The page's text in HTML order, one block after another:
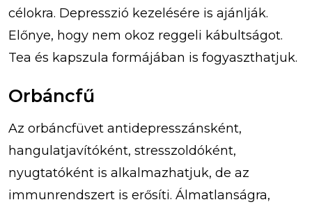
célokra. Depresszió kezelésére is ajánlják.
Előnye, hogy nem okoz reggeli kábultságot.
Tea és kapszula formájában is fogyaszthatjuk.
Orbáncfű
Az orbáncfüvet antidepresszánsként,
hangulatjavítóként, stresszoldóként,
nyugtatóként is alkalmazhatjuk, de az
immunrendszert is erősíti. Álmatlanságra,